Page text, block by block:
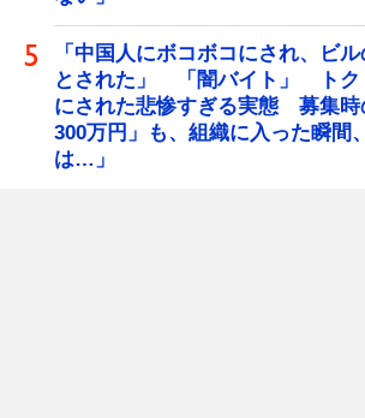
「中国人にボコボコにされ、ビ
とされた」 「闇バイト」 トク
にされた悲惨すぎる実態 募集時
300万円」も、組織に入った瞬間
は…」